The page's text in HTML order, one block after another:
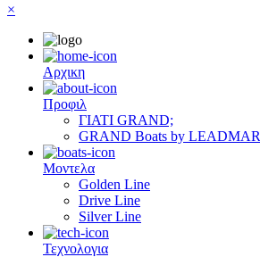
×
Αρχικη
Προφιλ
ΓΙΑΤΙ GRAND;
GRAND Boats by LEADMAR
Μοντελα
Golden Line
Drive Line
Silver Line
Τεχνολογια